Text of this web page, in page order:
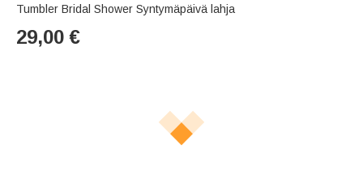
Tumbler Bridal Shower Syntymäpäivä lahja
29,00 €